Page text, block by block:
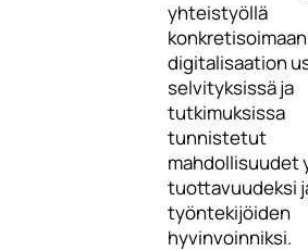
yhteistyöllä
konkretisoimaan
digitalisaation
selvityksissä ja
tutkimuksissa
tunnistetut
mahdollisuudet
tuottavuudeksi
työntekijöiden
hyvinvoinniksi.